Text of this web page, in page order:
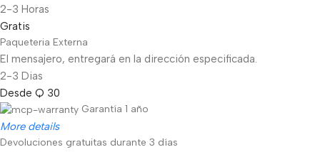
2-3 Horas
Gratis
Paqueteria Externa
El mensajero, entregará en la dirección especificada.
2-3 Dias
Desde Q 30
Garantía 1 año
More details
Devoluciones gratuitas durante 3 días